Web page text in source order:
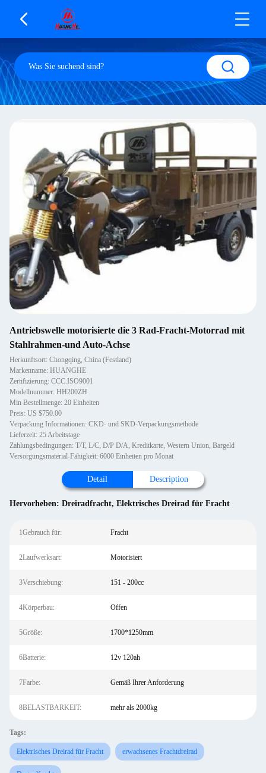
Antriebswelle motorisierte die 3 Rad-Fracht-Motorrad mit
Stahlrahmen-und Auto-Achse
Herkunftsort: Chongqing, China (Festland)
Markenname: HUANGHE
Zertifizierung: CCC.ISO9001
Modellnummer: HH200ZH
Min Bestellmenge: 20 Einheiten
Preis: US $750.00
Verpackung Informationen: CKD- und SKD-Verpackungsmethode
Lieferzeit: 25 Arbeitstage
Zahlungsbedingungen: T/T, L/C, D/P D/A, Kreditkarte, Western Union, Bargeld
Versorgungsmaterial-Fähigkeit: 6000 Einheiten pro Monat
Detail Description
Hervorheben: Dreiradfracht, Elektrisches Dreirad für Fracht
1Gebrauch für: Fracht
2Laufwerksart: Motorisiert
3Verschiebung: 151 - 200cc
4Körperbau: Offen
5Größe: 1700*1250mm
6Batterie: 12v 120ah
7Farbe: Gemäß Ihrer Anforderung
8BELASTBARKEIT: mehr als 2000kg
Tags:
Elektrisches Dreirad für Fracht erwachsenes Frachtdreirad